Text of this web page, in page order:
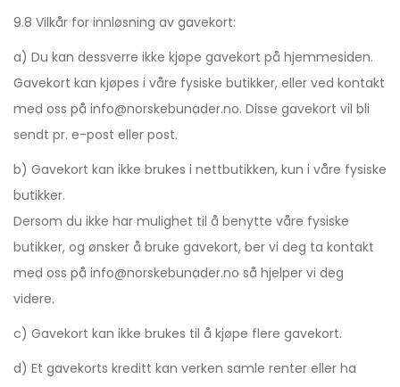
9.8 Vilkår for innløsning av gavekort:
a) Du kan dessverre ikke kjøpe gavekort på hjemmesiden.
Gavekort kan kjøpes i våre fysiske butikker, eller ved kontakt
med oss på info@norskebunader.no. Disse gavekort vil bli
sendt pr. e-post eller post.
b) Gavekort kan ikke brukes i nettbutikken, kun i våre fysiske
butikker.
Dersom du ikke har mulighet til å benytte våre fysiske
butikker, og ønsker å bruke gavekort, ber vi deg ta kontakt
med oss på info@norskebunader.no så hjelper vi deg
videre.
c) Gavekort kan ikke brukes til å kjøpe flere gavekort.
d) Et gavekorts kreditt kan verken samle renter eller ha